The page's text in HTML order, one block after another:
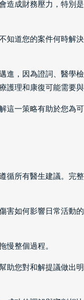
造成財務壓力，特別
知道您的案件何時解
進，因為證詞、醫學
理和康復可能需要與
這一策略有助於您為
循所有醫生建議。完
害如何影響日常活動
慢整個過程。
助您對和解提議做出